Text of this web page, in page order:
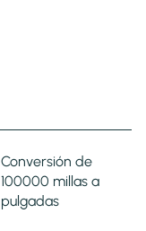
Conversión de
100000 millas a
pulgadas